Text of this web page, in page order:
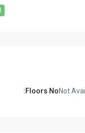
Not
Floors No: